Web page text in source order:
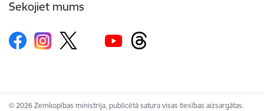
Sekojiet mums
© 2026 Zemkopības ministrija, publicētā satura visas tiesības aizsargātas.